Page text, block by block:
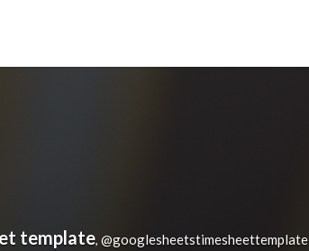
template, @googlesheetstimesheettemplate